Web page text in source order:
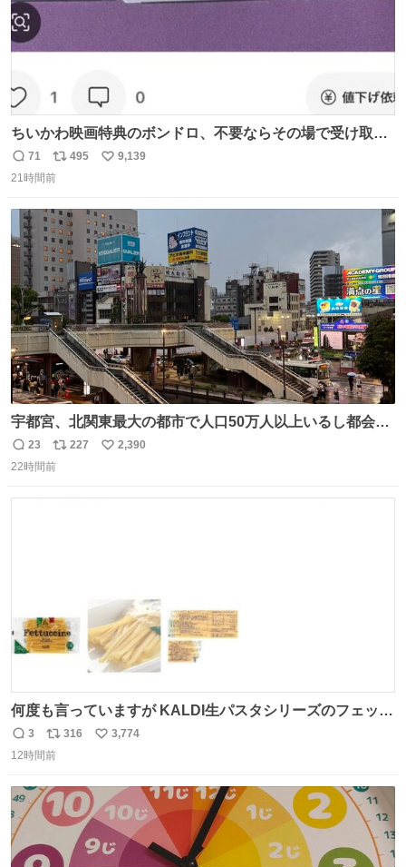
ちいかわ映画特典のボンドロ、不要ならその場で受け取り
辞退すれば良いのに白々しい
返
信
71
リ
ポ
ト
数
495
い
数
9,139
21時間前
宇都宮、北関東最大の都市で人口50万人以上いるし都会何
だろうなと思っていたら想像以上に都会で興奮した
返
信
23
リ
ポ
227
い
2,390
22時間前
何度も言っていますが KALDI生パスタシリーズのフェット
チーネは 真剣(ガチ)で美味いぞ
返
信
3
リ
ポ
ト
数
316
い
数
3,774
12時間前